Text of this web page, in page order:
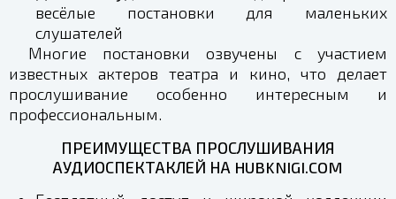
весёлые постановки для маленьких
слушателей
Многие постановки озвучены с участием
известных актеров театра и кино, что делает
прослушивание особенно интересным и
профессиональным.
ПРЕИМУЩЕСТВА ПРОСЛУШИВАНИЯ
АУДИОСПЕКТАКЛЕЙ НА HUBKNIGI.COM